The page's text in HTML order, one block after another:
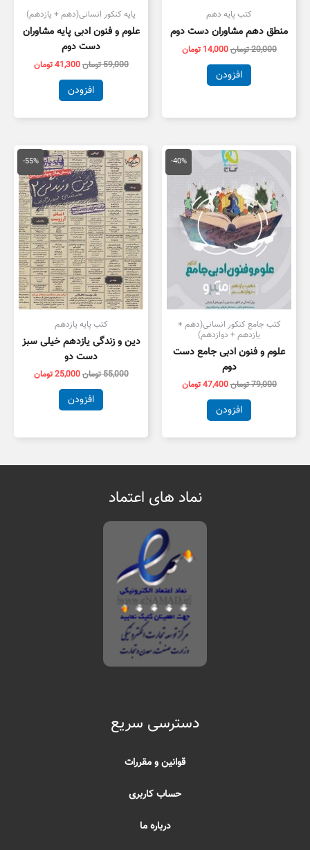
کتب پایه دهم
منطق دهم مشاوران دست دوم
20,000تومان14,000 تومان
افزودن
پایه کنکور انسانی(دهم + یازدهم)
علوم و فنون ادبی پایه مشاوران
دست دوم
59,000تومان41,300تومان
افزودن
-40%
کتب جامع کنکور انسانی(دهم +
یازدهم + دوازدهم)
علوم و فنون ادبی جامع دست
دوم
79,000تومان
قیمت
اصلی
79,000 تومان
بود.
47,400تومان
قیمت
فعلی
47,400 تومان
افزودن
-55%
کتب پایه یازدهم
دین و زندگی یازدهم خیلی سبز
دست دو
55,000تومان
قیمت
اصلی
55,000 تومان
بود.
25,000تومان
قیمت
فعلی
است.
افزودن
نماد های اعتماد
دسترسی سریع
قوانین و مقررات
حساب کاربری
درباره ما